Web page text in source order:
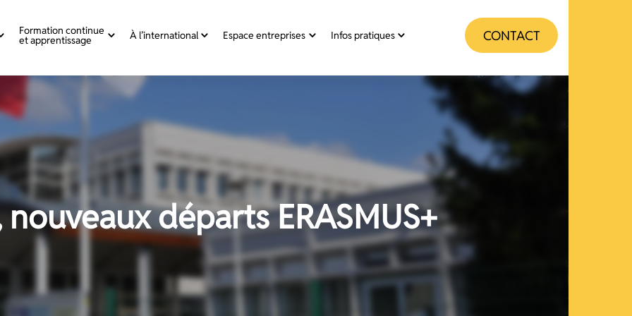
Formation continue
et apprentissage À l’international Espace entreprises Infos pratiques CONTACT
départs ERASMUS+